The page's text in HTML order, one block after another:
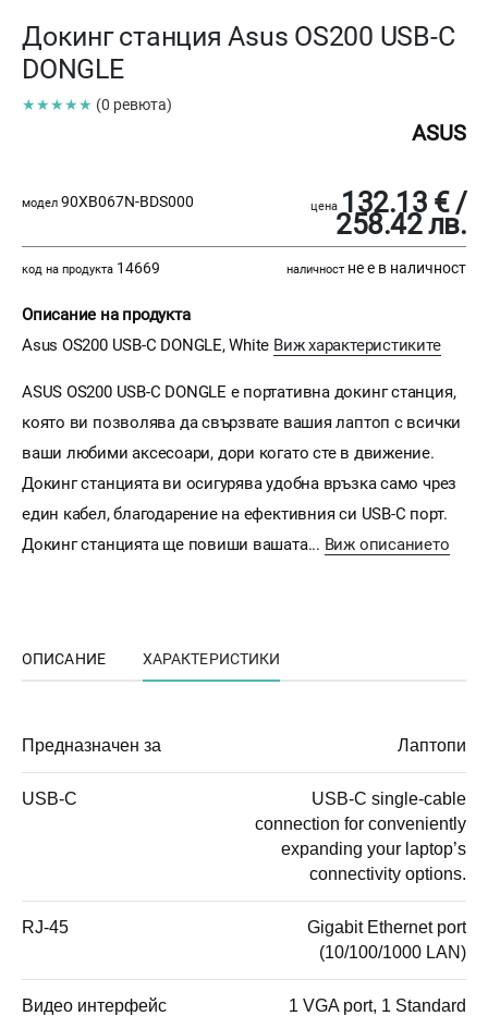
Докинг станция Asus OS200 USB-C
DONGLE
★★★★★ (0 ревюта)
ASUS
модел 90XB067N-BDS000 цена 132.13 € /
258.42 лв.
код на продукта 14669 наличност не е в наличност
Описание на продукта
Asus OS200 USB-C DONGLE, White Виж характеристиките
ASUS OS200 USB-C DONGLE е портативна докинг станция,
която ви позволява да свързвате вашия лаптоп с всички
ваши любими аксесоари, дори когато сте в движение.
Докинг станцията ви осигурява удобна връзка само чрез
един кабел, благодарение на ефективния си USB-C порт.
Докинг станцията ще повиши вашата... Виж описанието
ОПИСАНИЕ ХАРАКТЕРИСТИКИ
Предназначен за Лаптопи
USB-C
USB-C single-cable
connection for conveniently
expanding your laptop’s
connectivity options.
RJ-45
Gigabit Ethernet port
(10/100/1000 LAN)
Видео интерфейс
1 VGA port, 1 Standard